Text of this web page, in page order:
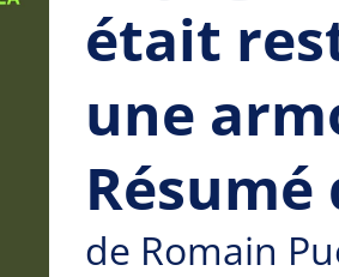
était
une
de Romain